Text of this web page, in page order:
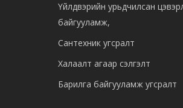
Үйлдвэрийн урьдчилсан
байгууламж,
Сантехник угсралт
Халаалт агаар сэлгэлт
Барилга байгууламж угсралт